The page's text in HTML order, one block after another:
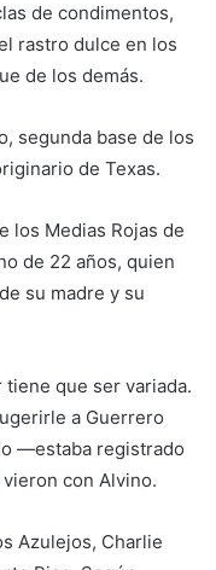
de condimentos,
rastro dulce en los
de los demás.
segunda base de los
de Texas.
los Medias Rojas de
de 22 años, quien
su madre y su
que ser variada.
a Guerrero
—estaba registrado
con Alvino.
Azulejos, Charlie